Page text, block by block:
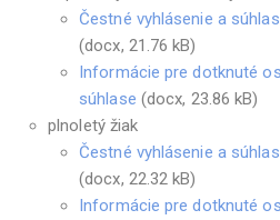
Čestné vyhlásenie a
(docx, 21.76 kB)
Informácie pre dotknuté
súhlase (docx, 23.86 kB)
plnoletý žiak
Čestné vyhlásenie a
(docx, 22.32 kB)
Informácie pre dotknuté